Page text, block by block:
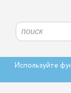
Используйте